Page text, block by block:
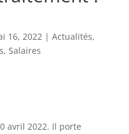
16, 2022| Actualités,
, Salaires
avril 2022. Il porte